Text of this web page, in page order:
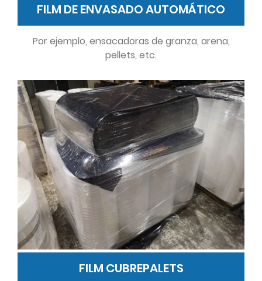
FILM DE ENVASADO AUTOMÁTICO
Por ejemplo, ensacadoras de granza, arena,
pellets, etc.
FILM CUBREPALETS